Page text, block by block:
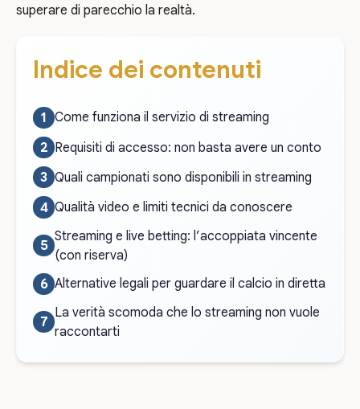
superare di parecchio la realtà.
Indice dei contenuti
Come funziona il servizio di streaming
Requisiti di accesso: non basta avere un conto
Quali campionati sono disponibili in streaming
Qualità video e limiti tecnici da conoscere
Streaming e live betting: l’accoppiata vincente
(con riserva)
Alternative legali per guardare il calcio in diretta
La verità scomoda che lo streaming non vuole
raccontarti